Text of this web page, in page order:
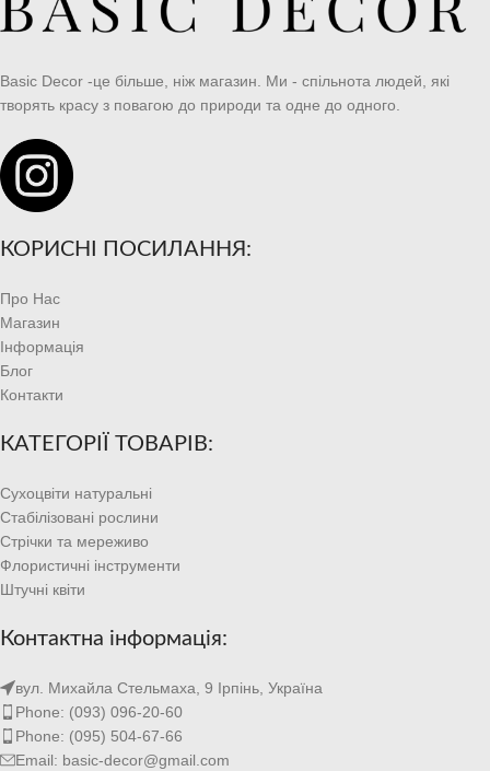
Basic Decor -це більше, ніж магазин. Ми - спільнота людей, які
творять красу з повагою до природи та одне до одного.
КОРИСНІ ПОСИЛАННЯ:
Про Нас
Магазин
Інформація
Блог
Контакти
КАТЕГОРІЇ ТОВАРІВ:
Сухоцвіти натуральні
Стабілізовані рослини
Стрічки та мереживо
Флористичні інструменти
Штучні квіти
Контактна інформація:
вул. Михайла Стельмаха, 9 Ірпінь, Україна
Phone: (093) 096-20-60
Phone: (095) 504-67-66
Email: basic-decor@gmail.com